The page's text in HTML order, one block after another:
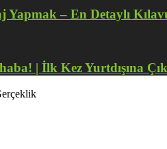
Yapmak – En Detaylı
| İlk Kez Yurtdışına